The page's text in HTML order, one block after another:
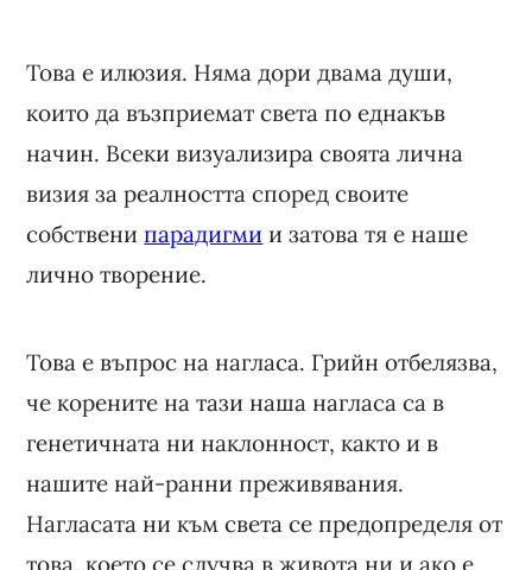
Това е илюзия. Няма дори двама души,
които да възприемат света по еднакъв
начин. Всеки визуализира своята лична
визия за реалността според своите
собствени парадигми и затова тя е наше
лично творение.
Това е въпрос на нагласа. Грийн отбелязва,
че корените на тази наша нагласа са в
генетичната ни наклонност, както и в
нашите най-ранни преживявания.
Нагласата ни към света се предопределя от
това, което се случва в живота ни и ако е